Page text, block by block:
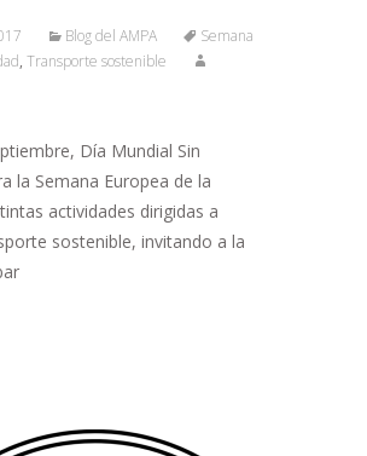
Blog del AMPA
Semana
, Transporte sostenible
Día Mundial Sin
la Semana Europea de la
actividades dirigidas a
sostenible, invitando a la